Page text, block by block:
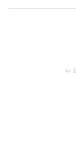
身丈61.5 / 肩巾
身丈63.5 / 肩巾
レ